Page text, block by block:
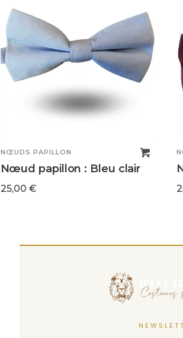
NŒUDS PAPILLON
Nœud papillon : Bleu clair
25,00 €